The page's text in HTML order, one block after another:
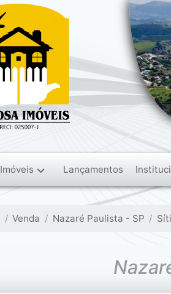
Imóveis Lançamentos
Venda Nazaré Paulista - SP